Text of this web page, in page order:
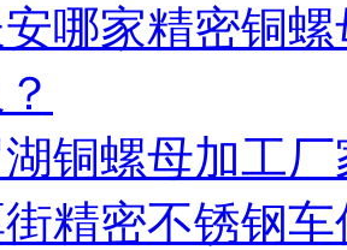
哪家精密铜
铜螺母加工
精密不锈钢